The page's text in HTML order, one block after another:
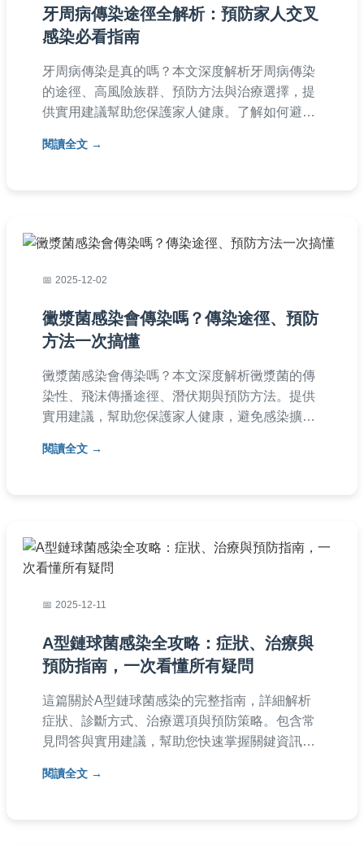
牙周病傳染途徑全解析：預防家人交叉
感染必看指南
牙周病傳染是真的嗎？本文深度解析牙周病傳染
的途徑、高風險族群、預防方法與治療選擇，提
供實用建議幫助您保護家人健康。了解如何避免
閱讀全文
2025-12-02
黴漿菌感染會傳染嗎？傳染途徑、預防
方法一次搞懂
黴漿菌感染會傳染嗎？本文深度解析黴漿菌的傳
染性、飛沫傳播途徑、潛伏期與預防方法。提供
實用建議，幫助您保護家人健康，避免感染擴
感染的讀者參考。
閱讀全文
2025-12-11
A型鏈球菌感染全攻略：症狀、治療與
預防指南，一次看懂所有疑問
這篇關於A型鏈球菌感染的完整指南，詳細解析
症狀、診斷方式、治療選項與預防策略。包含常
見問答與實用建議，幫助您快速掌握關鍵資訊，
中找到實用解答。
閱讀全文